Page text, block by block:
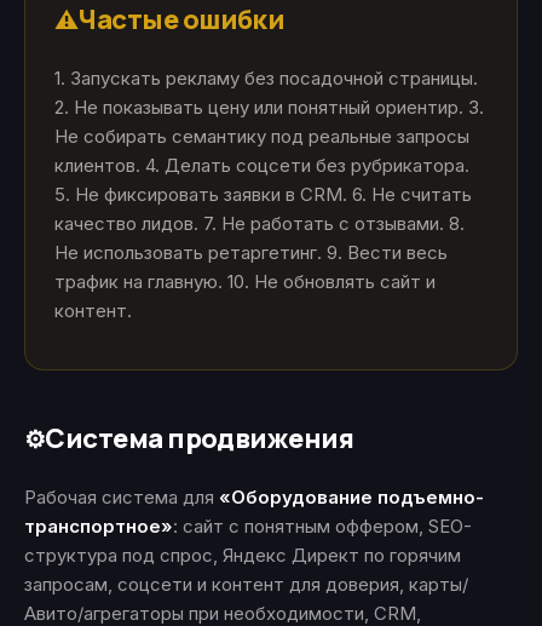
⚠️Частые ошибки
1. Запускать рекламу без посадочной страницы.
2. Не показывать цену или понятный ориентир. 3.
Не собирать семантику под реальные запросы
клиентов. 4. Делать соцсети без рубрикатора.
5. Не фиксировать заявки в CRM. 6. Не считать
качество лидов. 7. Не работать с отзывами. 8.
Не использовать ретаргетинг. 9. Вести весь
трафик на главную. 10. Не обновлять сайт и
контент.
⚙️Система продвижения
Рабочая система для «Оборудование подъемно-
транспортное»: сайт с понятным оффером, SEO-
структура под спрос, Яндекс Директ по горячим
запросам, соцсети и контент для доверия, карты/
Авито/агрегаторы при необходимости, CRM,